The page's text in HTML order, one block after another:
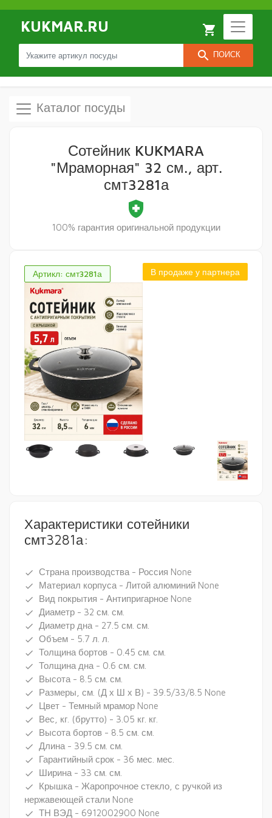
KUKMAR.RU
search ПОИСК
local_grocery_store
Каталог посуды
Артикл: смт3281а В продаже у партнера
Сотейник KUKMARA
"Мраморная" 32 см., арт.
смт3281а
health_and_safety
100% гарантия оригинальной продукции
Характеристики сотейники
смт3281а:
done Страна производства - Россия None
done Материал корпуса - Литой алюминий None
done Вид покрытия - Антипригарное None
done Диаметр - 32 см. см.
done Диаметр дна - 27.5 см. см.
done Объем - 5.7 л. л.
done Толщина бортов - 0.45 см. см.
done Толщина дна - 0.6 см. см.
done Высота - 8.5 см. см.
done Размеры, см. (Д х Ш х В) - 39.5/33/8.5 None
done Цвет - Темный мрамор None
done Вес, кг. (брутто) - 3.05 кг. кг.
done Высота бортов - 8.5 см. см.
done Длина - 39.5 см. см.
done Гарантийный срок - 36 мес. мес.
done Ширина - 33 см. см.
done
Крышка - Жаропрочное стекло, с ручкой из
нержавеющей стали None
done ТН ВЭД - 6912002900 None